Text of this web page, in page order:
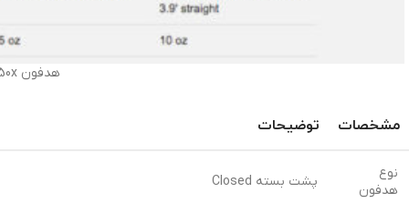
هدفون Audio-Technica ATH-M50x
مشخصات توضیحات
نوع
هدفون
پشت بسته Closed